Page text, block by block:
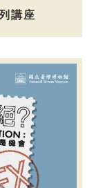
講座